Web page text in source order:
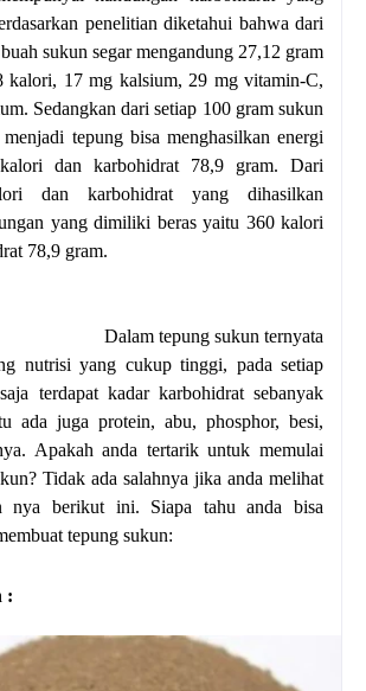
penelitian diketahui bahwa dari
sukun segar mengandung 27,12 gram
kalori, 17 mg kalsium, 29 mg vitamin-C,
Sedangkan dari setiap 100 gram sukun
tepung bisa menghasilkan energi
dan karbohidrat 78,9 gram. Dari
dan karbohidrat yang dihasilkan
yang dimiliki beras yaitu 360 kalori
78,9 gram.
sukun ternyata
nutrisi yang cukup tinggi, pada setiap
terdapat kadar karbohidrat sebanyak
ada juga protein, abu, phosphor, besi,
Apakah anda tertarik untuk memulai
Tidak ada salahnya jika anda melihat
nya berikut ini. Siapa tahu anda bisa
tepung sukun:
: